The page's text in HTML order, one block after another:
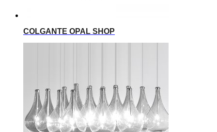
COLGANTE OPAL SHOP